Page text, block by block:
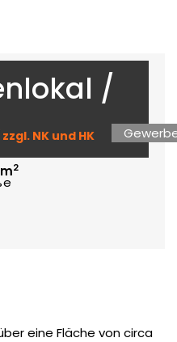
/
in
NK und HK
m2
eine Fläche von circa